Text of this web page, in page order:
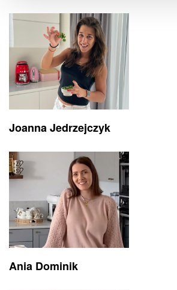
Joanna Jedrzejczyk
Ania Dominik